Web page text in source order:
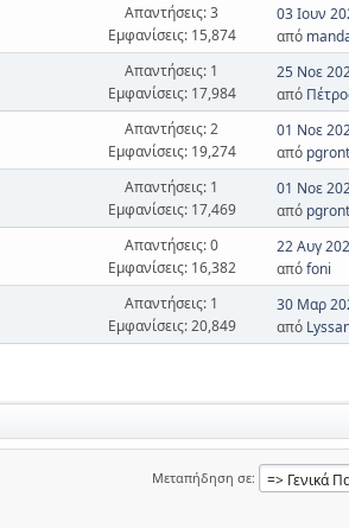
Απαντήσεις: 3
Εμφανίσεις: 15,874
03 Ιουν
από
Απαντήσεις: 1
Εμφανίσεις: 17,984
25 Νοε
από
Απαντήσεις: 2
Εμφανίσεις: 19,274
01 Νοε
από
Απαντήσεις: 1
Εμφανίσεις: 17,469
01 Νοε
από
Απαντήσεις: 0
Εμφανίσεις: 16,382
22 Αυγ
απόfoni
Απαντήσεις: 1
Εμφανίσεις: 20,849
30 Μαρ
από
Μεταπήδηση σε